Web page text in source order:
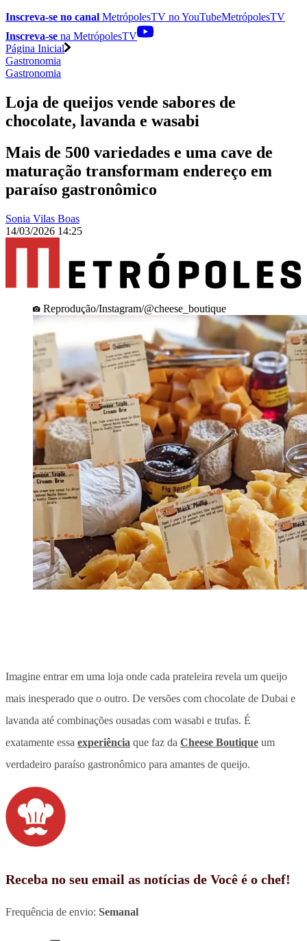
Inscreva-se no canal MetrópolesTV noYouTubeMetrópolesTV
Inscreva-se na MetrópolesTV
Página Inicial
Gastronomia
Gastronomia
Loja de queijos vende sabores de
chocolate, lavanda e wasabi
Mais de 500 variedades e uma cave de
maturação transformam endereço em
paraíso gastronômico
Sonia Vilas Boas
14/03/2026 14:25
Reprodução/Instagram/@cheese_boutique
Imagine entrar em uma loja onde cada prateleira revela um queijo
mais inesperado que o outro. De versões com chocolate de Dubai e
lavanda até combinações ousadas com wasabi e trufas. É
exatamente essa experiência que faz da Cheese Boutique um
verdadeiro paraíso gastronômico para amantes de queijo.
Receba no seu email as notícias de Você é o chef!
Frequência de envio: Semanal